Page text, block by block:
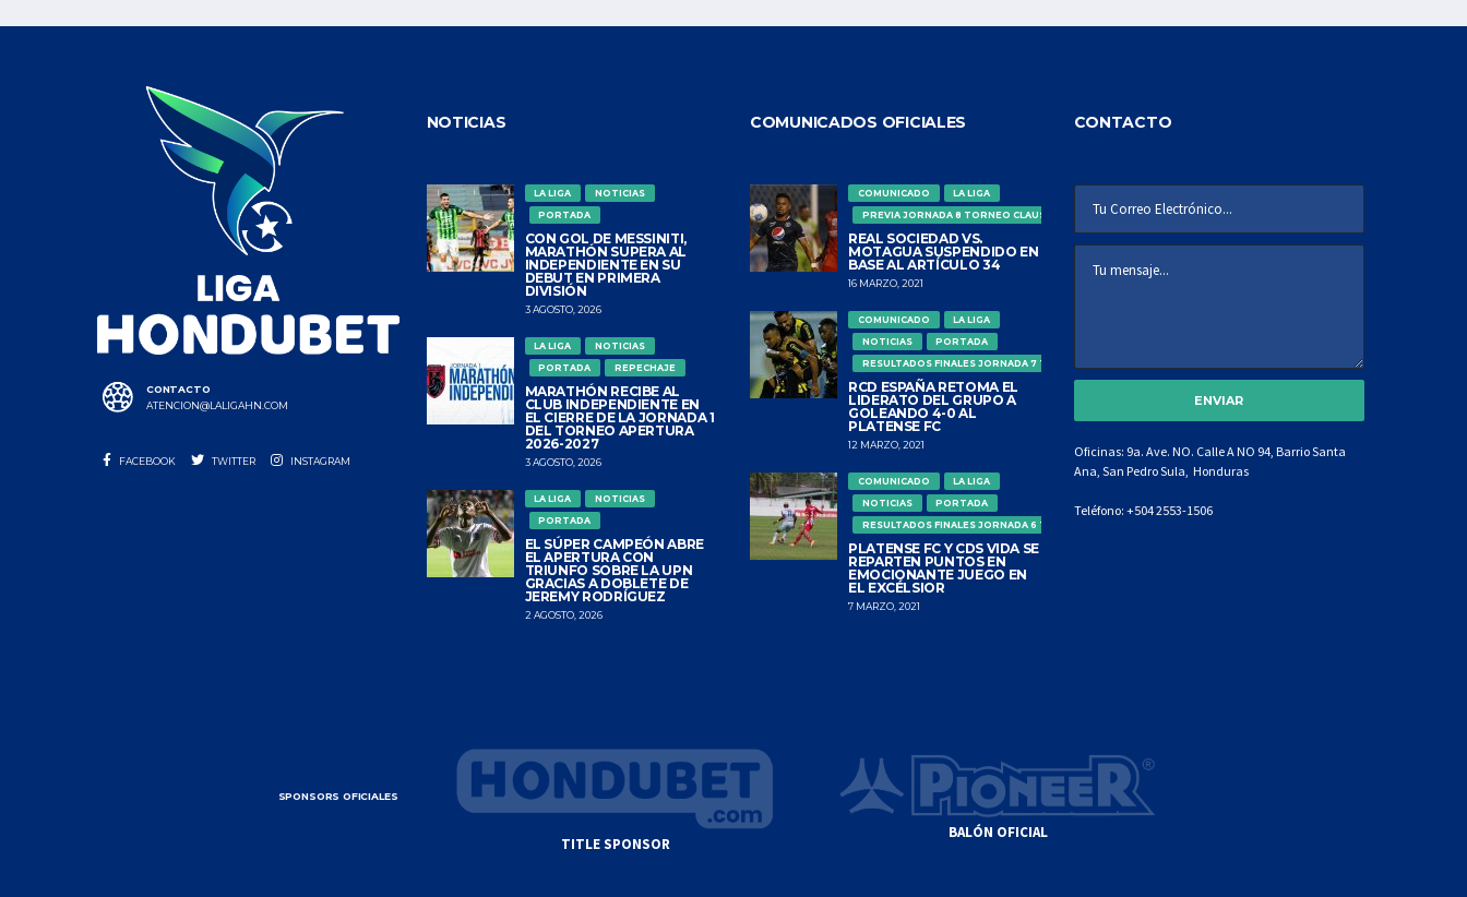
CONTACTO
ATENCION@LALIGAHN.COM
FACEBOOK TWITTER INSTAGRAM
NOTICIAS
LA LIGA
NOTICIAS
PORTADA
CON GOL DE MESSINITI,
MARATHÓN SUPERA AL
INDEPENDIENTE EN SU
DEBUT EN PRIMERA
DIVISIÓN
3 AGOSTO, 2026
LA LIGA
NOTICIAS
PORTADA
REPECHAJE
MARATHÓN RECIBE AL
CLUB INDEPENDIENTE EN
EL CIERRE DE LA JORNADA 1
DEL TORNEO APERTURA
2026-2027
3 AGOSTO, 2026
LA LIGA
NOTICIAS
PORTADA
EL SÚPER CAMPEÓN ABRE
EL APERTURA CON
TRIUNFO SOBRE LA UPN
GRACIAS A DOBLETE DE
JEREMY RODRÍGUEZ
2 AGOSTO, 2026
COMUNICADOS OFICIALES
COMUNICADO
LA LIGA
PREVIA JORNADA 8 TORNEO CLAUSURA
REAL SOCIEDAD VS.
MOTAGUA SUSPENDIDO EN
BASE AL ARTÍCULO 34
16 MARZO, 2021
COMUNICADO
LA LIGA
NOTICIAS
PORTADA
RESULTADOS FINALES JORNADA 7 TORNEO CLAUSURA
RCD ESPAÑA RETOMA EL
LIDERATO DEL GRUPO A
GOLEANDO 4-0 AL
PLATENSE FC
12 MARZO, 2021
COMUNICADO
LA LIGA
NOTICIAS
PORTADA
RESULTADOS FINALES JORNADA 6 TORNEO CLAUSURA
PLATENSE FC Y CDS VIDA SE
REPARTEN PUNTOS EN
EMOCIONANTE JUEGO EN
EL EXCÉLSIOR
7 MARZO, 2021
CONTACTO
Oficinas: 9a. Ave. NO. Calle A NO 94, Barrio Santa
Ana, San Pedro Sula, Honduras
Teléfono: +504 2553-1506
SPONSORS OFICIALES
TITLE SPONSOR
BALÓN OFICIAL